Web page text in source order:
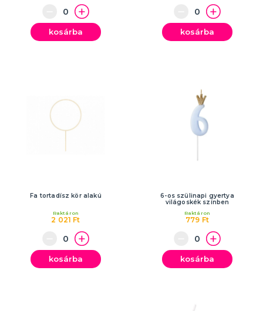
kosárba kosárba
Fa tortadísz kör alakú
2 021 Ft
Raktáron
kosárba
6-os szülinapi gyertya
világoskék színben
779 Ft
Raktáron
kosárba